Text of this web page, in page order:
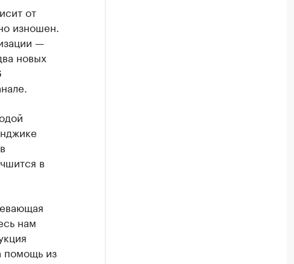
от
изношен.
—
новых
в
нам
помощь из